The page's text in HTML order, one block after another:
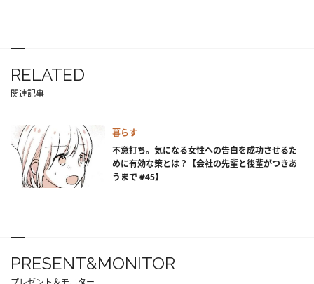
RELATED
関連記事
暮らす
不意打ち。気になる女性への告白を成功させるた
めに有効な策とは？【会社の先輩と後輩がつきあ
うまで #45】
PRESENT&MONITOR